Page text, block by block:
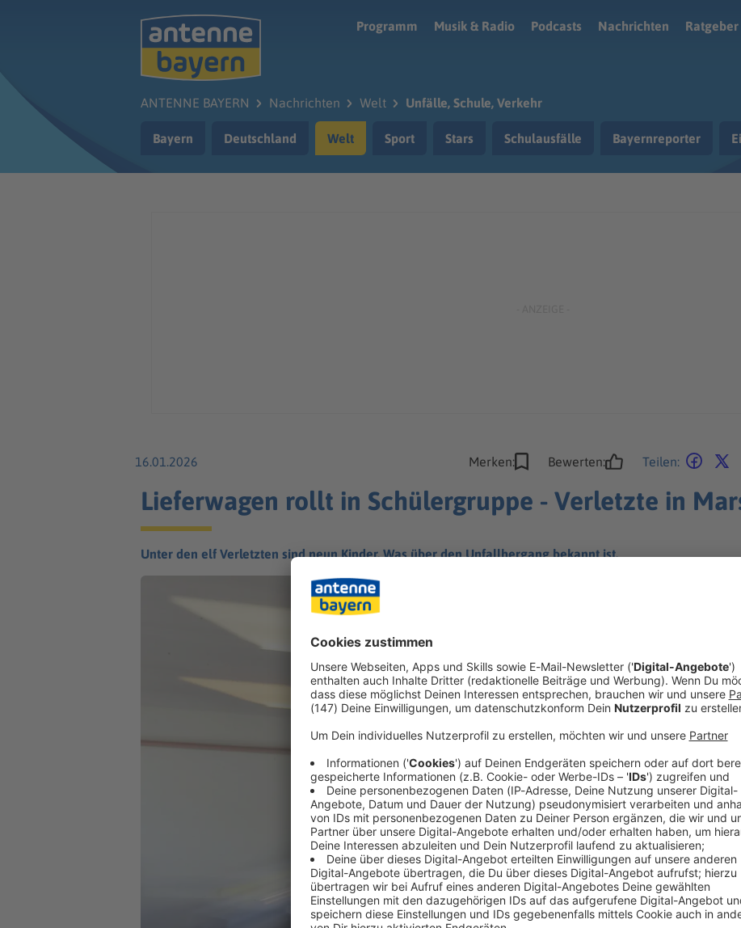
Programm
Musik & Radio Podcasts Nachrichten Ratgeber
ANTENNE BAYERN Nachrichten Welt Unfälle, Schule, Verkehr
Bayern Deutschland Welt Sport Stars Schulausfälle Bayernreporter
16.01.2026 Merken: Bewerten: Teilen:
Lieferwagen rollt in Schülergruppe - Verletzte in
Unter den elf Verletzten sind neun Kinder. Was über den Unfallhergang bekannt ist.